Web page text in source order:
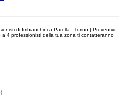
di Imbianchini a Parella - Torino | Preventivi
4 professionisti della tua zona ti contatteranno